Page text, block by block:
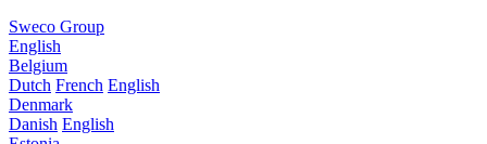
Sweco Group
English
Belgium
Dutch French English
Denmark
Danish English